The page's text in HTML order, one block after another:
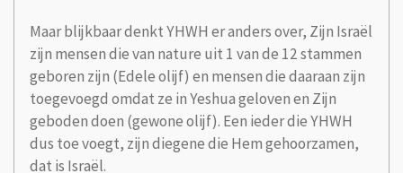
Maar blijkbaar denkt YHWH er anders over, Zijn Israël
zijn mensen die van nature uit 1 van de 12 stammen
geboren zijn (Edele olijf) en mensen die daaraan zijn
toegevoegd omdat ze in Yeshua geloven en Zijn
geboden doen (gewone olijf). Een ieder die YHWH
dus toe voegt, zijn diegene die Hem gehoorzamen,
dat is Israël.